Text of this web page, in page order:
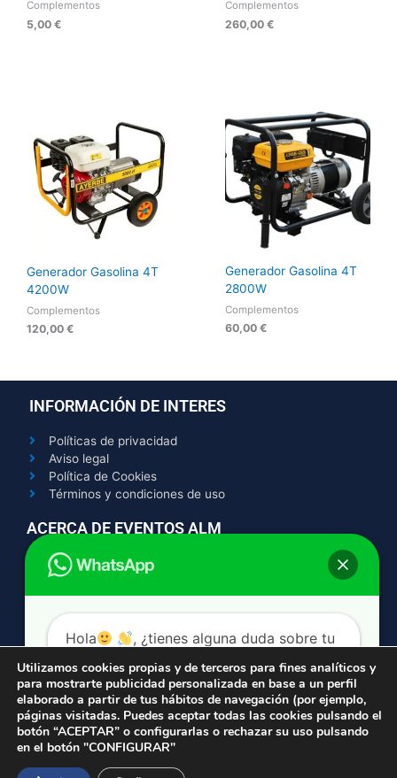
Complementos
5,00 €
Complementos
260,00 €
Generador Gasolina 4T
4200W
Complementos
120,00 €
Generador Gasolina 4T
2800W
Complementos
60,00 €
INFORMACIÓN DE INTERES
Políticas de privacidad
Aviso legal
Política de Cookies
Términos y condiciones de uso
ACERCA DE EVENTOS ALM
Contacto
Quienes somos
Trabaja con nosotros
AYUDA
611 696 706
info@eventosalm.com
F
a
c
I
n
s
Y
o
u
Utilizamos cookies propias y de terceros para fines analíticos y
para mostrarte publicidad personalizada en base a un perfil
elaborado a partir de tus hábitos de navegación (por ejemplo,
páginas visitadas. Puedes aceptar todas las cookies pulsando el
botón “ACEPTAR” o configurarlas o rechazar su uso pulsando
en el botón "CONFIGURAR"
Hola
, ¿tienes alguna duda sobre tu
hinchable? escribenos y te contestamos
ahora mismo.